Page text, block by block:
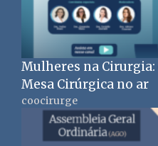
Mulheres na Cirurgia:
Mesa Cirúrgica no ar
coocirurge